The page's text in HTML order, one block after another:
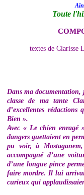
Aïn
Toute
textes de Clarisse
Dans ma documentation,
classe de ma tante
d’excellentes
Bien ».
Avec « Le chien enragé
dangers guettaient en
pu voir, à
accompagné d’une
d’une longue pince
faire mordre. Il lui
curieux qui